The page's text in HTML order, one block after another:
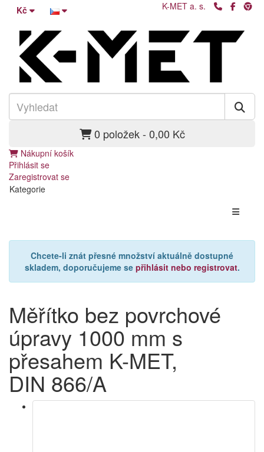
Kč K-MET a. s.
0 položek - 0,00 Kč
Nákupní košík
Přihlásit se
Zaregistrovat se
Kategorie
Chcete-li znát přesné množství aktuálně dostupné
skladem, doporučujeme se přihlásit nebo registrovat.
Měřítko bez povrchové
úpravy 1000 mm s
přesahem K-MET,
DIN 866/A